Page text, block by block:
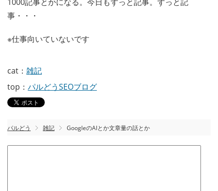
事・・・
※仕事向いていないです
cat： 雑記
top： パルどうSEOブログ
パルどう 雑記 GoogleのAIとか文章量の話とか